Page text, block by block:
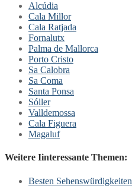
Alcúdia
Cala Millor
Cala Ratjada
Fornalutx
Palma de Mallorca
Porto Cristo
Sa Calobra
Sa Coma
Santa Ponsa
Sóller
Valldemossa
Cala Figuera
Magaluf
Weitere Iinteressante Themen:
Besten Sehenswürdigkeiten